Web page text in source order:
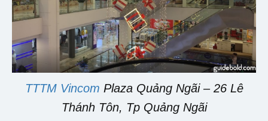
TTTM Vincom Plaza Quảng Ngãi – 26 Lê
Thánh Tôn, Tp Quảng Ngãi